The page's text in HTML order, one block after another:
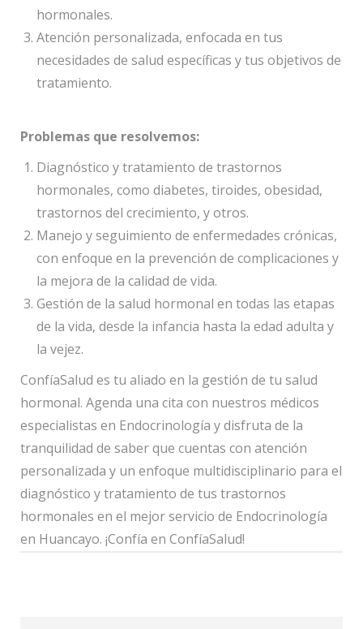
hormonales.
Atención personalizada, enfocada en tus
necesidades de salud específicas y tus objetivos de
tratamiento.
Problemas que resolvemos:
Diagnóstico y tratamiento de trastornos
hormonales, como diabetes, tiroides, obesidad,
trastornos del crecimiento, y otros.
Manejo y seguimiento de enfermedades crónicas,
con enfoque en la prevención de complicaciones y
la mejora de la calidad de vida.
Gestión de la salud hormonal en todas las etapas
de la vida, desde la infancia hasta la edad adulta y
la vejez.
ConfíaSalud es tu aliado en la gestión de tu salud
hormonal. Agenda una cita con nuestros médicos
especialistas en Endocrinología y disfruta de la
tranquilidad de saber que cuentas con atención
personalizada y un enfoque multidisciplinario para el
diagnóstico y tratamiento de tus trastornos
hormonales en el mejor servicio de Endocrinología
en Huancayo. ¡Confía en ConfíaSalud!